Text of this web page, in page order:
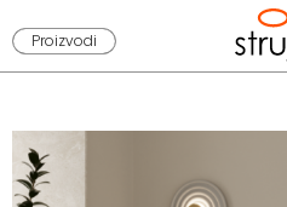
Proizvodi